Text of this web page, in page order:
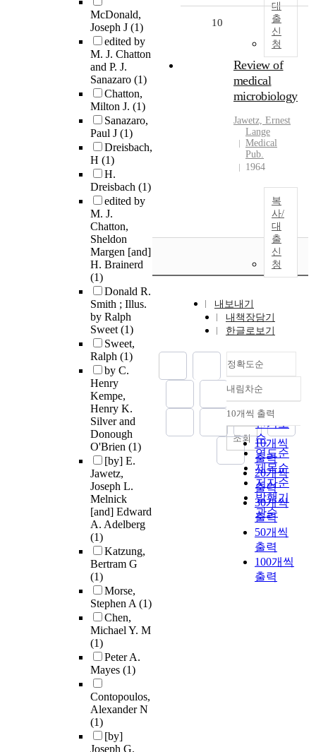
McDonald,
Joseph J (1)
edited by
M. J. Chatton
and P. J.
Sanazaro (1)
Chatton,
Milton J. (1)
Sanazaro,
Paul J (1)
Dreisbach,
H (1)
H.
Dreisbach (1)
edited by
M. J.
Chatton,
Sheldon
Margen [and]
H. Brainerd
(1)
Donald R.
Smith ; Illus.
by Ralph
Sweet(1)
Sweet,
Ralph (1)
by C.
Henry
Kempe,
Henry K.
Silver and
Donough
O'Brien (1)
[by] E.
Jawetz,
Joseph L.
Melnick
[and] Edward
A. Adelberg
(1)
Katzung,
Bertram G
(1)
Morse,
Stephen A(1)
Chen,
Michael Y. M
(1)
Peter A.
Mayes (1)
Contopoulos,
Alexander N
(1)
[by]
Joseph G.
대
출
신
청
10
Review of
medical
microbiology
Jawetz, Ernest
Lange
Medical
Pub.
1964
복
사/
대
출
신
청
내보내기
내책장담기
한글로보기
정확도순
정확도
순
인기도
순
연도순
제목순
저자순
발행기
관순
내림차순
내림차순
10개씩 출력
10개씩
출력
20개씩
출력
30개씩
출력
50개씩
출력
100개씩
출력
조회